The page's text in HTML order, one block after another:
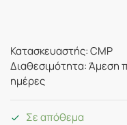
Κατασκευαστής: CMP
Διαθεσιμότητα: Άμεση
ημέρες
Σε απόθεμα